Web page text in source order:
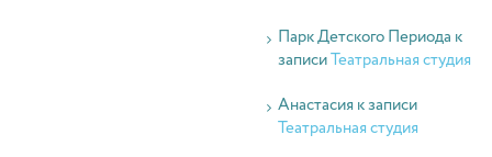
Парк Детского Периода к
записиТеатральная студия
Анастасияк записи
Театральная студия